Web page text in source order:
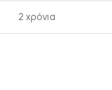
2 χρόνια